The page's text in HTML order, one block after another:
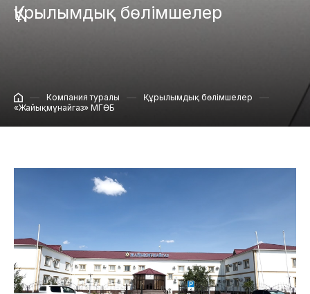
Құрылымдық бөлімшелер
Компания туралы
Құрылымдық бөлімшелер
«Жайықмұнайгаз» МГӨБ